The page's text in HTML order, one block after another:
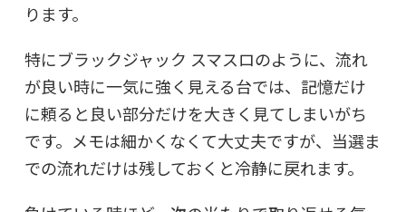
ります。
特にブラックジャック スマスロのように、流れ
が良い時に一気に強く見える台では、記憶だけ
に頼ると良い部分だけを大きく見てしまいがち
です。メモは細かくなくて大丈夫ですが、当選ま
での流れだけは残しておくと冷静に戻れます。